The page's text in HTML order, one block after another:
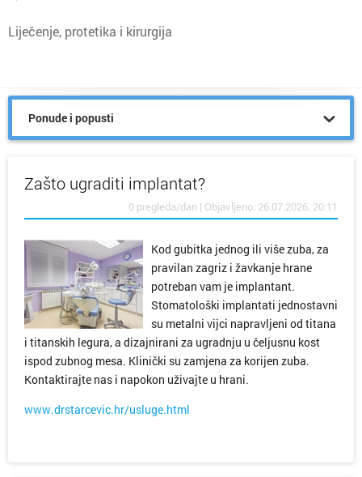
Liječenje, protetika i kirurgija
Ponude i popusti
Zašto ugraditi implantat?
0 pregleda/dan | Objavljeno: 26.07.2026. 20:11
Kod gubitka jednog ili više zuba, za
pravilan zagriz i žavkanje hrane
potreban vam je implantant.
Stomatološki implantati jednostavni
su metalni vijci napravljeni od titana
i titanskih legura, a dizajnirani za ugradnju u čeljusnu kost
ispod zubnog mesa. Klinički su zamjena za korijen zuba.
Kontaktirajte nas i napokon uživajte u hrani.
www.drstarcevic.hr/usluge.html